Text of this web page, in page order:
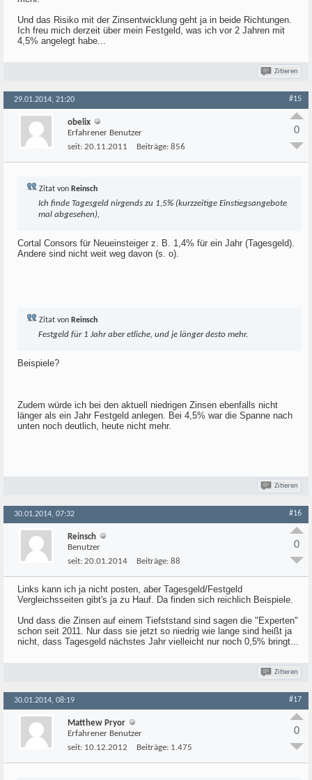
Und das Risiko mit der Zinsentwicklung geht ja in beide Richtungen.
Ich freu mich derzeit über mein Festgeld, was ich vor 2 Jahren mit
4,5% angelegt habe...
Zitieren
29.01.2014, 21:20 #15
obelix
Erfahrener Benutzer
seit: 20.11.2011 Beiträge: 856
0
Zitat von Reinsch
Ich finde Tagesgeld nirgends zu 1,5% (kurzzeitige Einstiegsangebote
mal abgesehen),
Cortal Consors für Neueinsteiger z. B. 1,4% für ein Jahr (Tagesgeld).
Andere sind nicht weit weg davon (s. o).
Zitat von Reinsch
Festgeld für 1 Jahr aber etliche, und je länger desto mehr.
Beispiele?
Zudem würde ich bei den aktuell niedrigen Zinsen ebenfalls nicht
länger als ein Jahr Festgeld anlegen. Bei 4,5% war die Spanne nach
unten noch deutlich, heute nicht mehr.
Zitieren
30.01.2014, 07:32 #16
Reinsch
Benutzer
seit: 20.01.2014 Beiträge: 88
0
Links kann ich ja nicht posten, aber Tagesgeld/Festgeld
Vergleichsseiten gibt's ja zu Hauf. Da finden sich reichlich Beispiele.
Und dass die Zinsen auf einem Tiefststand sind sagen die "Experten"
schon seit 2011. Nur dass sie jetzt so niedrig wie lange sind heißt ja
nicht, dass Tagesgeld nächstes Jahr vielleicht nur noch 0,5% bringt...
Zitieren
30.01.2014, 08:19 #17
Matthew Pryor
Erfahrener Benutzer
seit: 10.12.2012 Beiträge: 1.475
0